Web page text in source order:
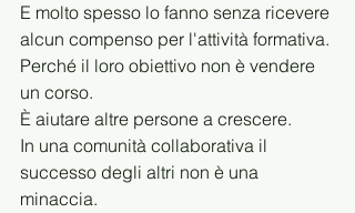
E molto spesso lo fanno senza ricevere
alcun compenso per l'attività formativa.
Perché il loro obiettivo non è vendere
un corso.
È aiutare altre persone a crescere.
In una comunità collaborativa il
successo degli altri non è una
minaccia.